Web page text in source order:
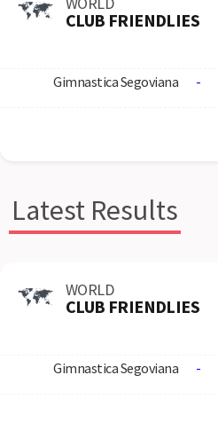
CLUB FRIENDLIES
Gimnastica Segoviana -
Latest Results
WORLD
CLUB FRIENDLIES
Gimnastica Segoviana -